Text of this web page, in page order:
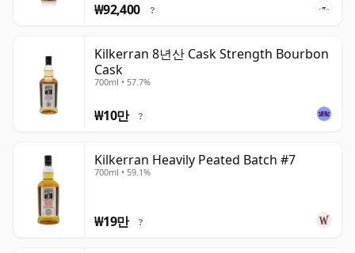
₩92,400 ?
Kilkerran 8년산 Cask Strength Bourbon
Cask
700ml • 57.7%
₩10만 ?
Kilkerran Heavily Peated Batch #7
700ml • 59.1%
₩19만 ?